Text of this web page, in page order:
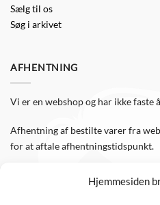
Hjemmesiden
Sælg til os
Søg i arkivet
AFHENTNING
Vi er en webshop og har ikke faste
Afhentning af bestilte varer fra
for at aftale afhentningstidspunkt.